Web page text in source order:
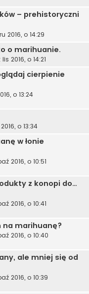
– prehistoryczni
2016, o 14:29
o marihuanie.
lis 2016, o 14:21
cierpienie
o 13:24
o 13:34
w łonie
2016, o 10:51
z konopi do…
2016, o 10:41
na marihuanę?
2016, o 10:40
ale mniej się od
2016, o 10:39